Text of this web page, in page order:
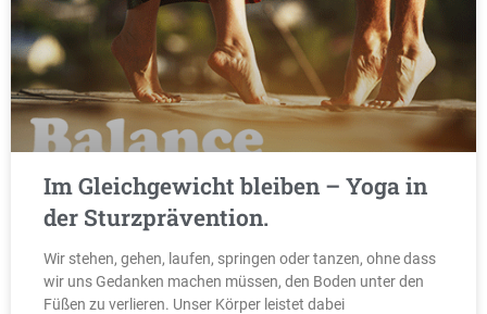
Im Gleichgewicht bleiben – Yoga in
der Sturzprävention.
Wir stehen, gehen, laufen, springen oder tanzen, ohne dass
wir uns Gedanken machen müssen, den Boden unter den
Füßen zu verlieren. Unser Körper leistet dabei